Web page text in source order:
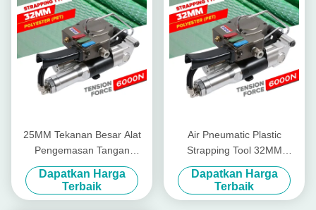
25MM Tekanan Besar Alat
Pengemasan Tangan
Pneumatik Portable Pp Pet
Strapping Machine
Dapatkan Harga
Terbaik
Air Pneumatic Plastic
Strapping Tool 32MM
Packing Tools Heavy Duty
Cargo Banding Tensioner
Tool
Dapatkan Harga
Terbaik